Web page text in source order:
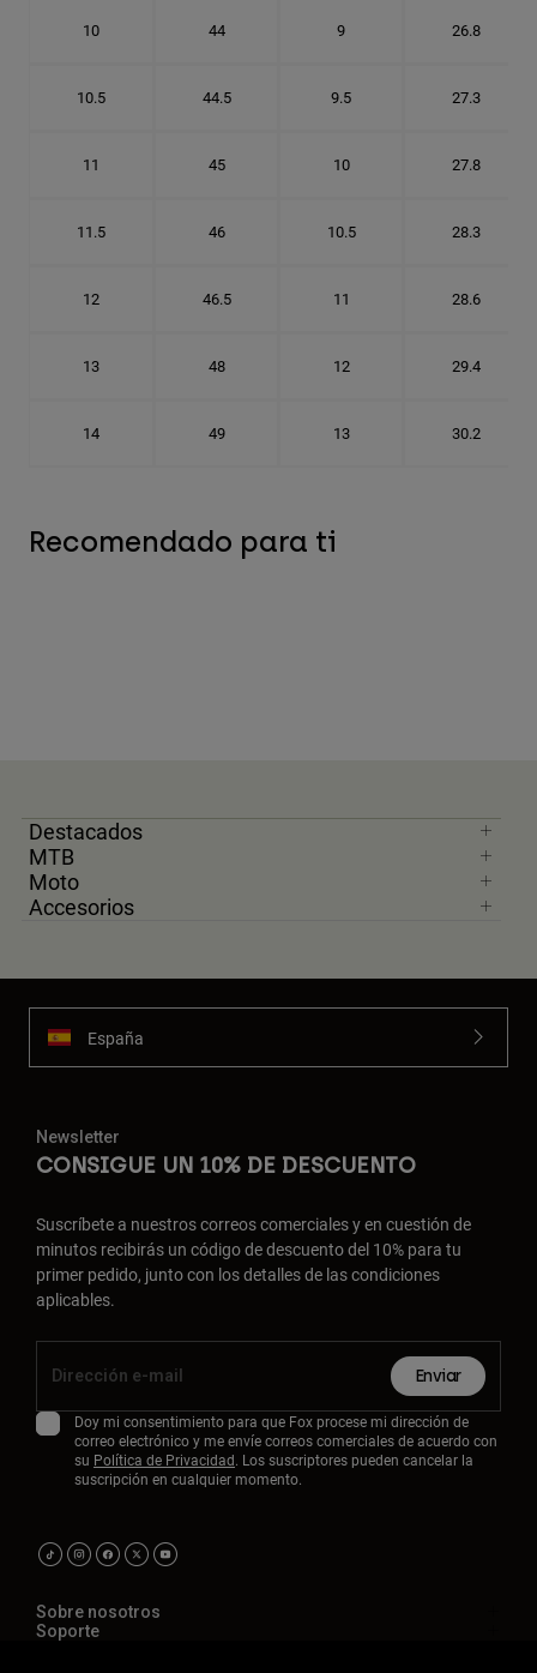
10 44 9 26.8
10.5 44.5 9.5 27.3
11 45 10 27.8
11.5 46 10.5 28.3
12 46.5 11 28.6
13 48 12 29.4
14 49 13 30.2
Recomendado para ti
Destacados
MTB
Moto
Accesorios
España
Newsletter
CONSIGUE UN 10% DE DESCUENTO
Suscríbete a nuestros correos comerciales y en cuestión de
minutos recibirás un código de descuento del 10% para tu
primer pedido, junto con los detalles de las condiciones
aplicables.
Enviar
Doy mi consentimiento para que Fox procese mi dirección de
correo electrónico y me envíe correos comerciales de acuerdo con
su Política de Privacidad. Los suscriptores pueden cancelar la
suscripción en cualquier momento.
Sobre nosotros
Soporte